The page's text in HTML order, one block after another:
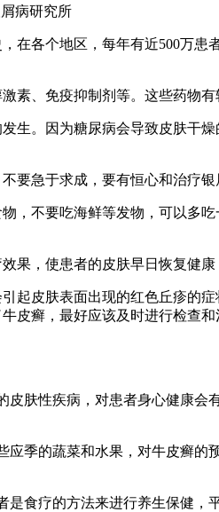
病研究所
在各个地区，每年有近500万
、免疫抑制剂等。这些药物有
生。因为糖尿病会导致皮肤干
要急于求成，要有恒心和治疗
，不要吃海鲜等发物，可以多
果，使患者的皮肤早日恢复健
起皮肤表面出现的红色丘疹的
皮癣，最好应该及时进行检查
肤性疾病，对患者身心健康
季的蔬菜和水果，对牛皮癣
食疗的方法来进行养生保健